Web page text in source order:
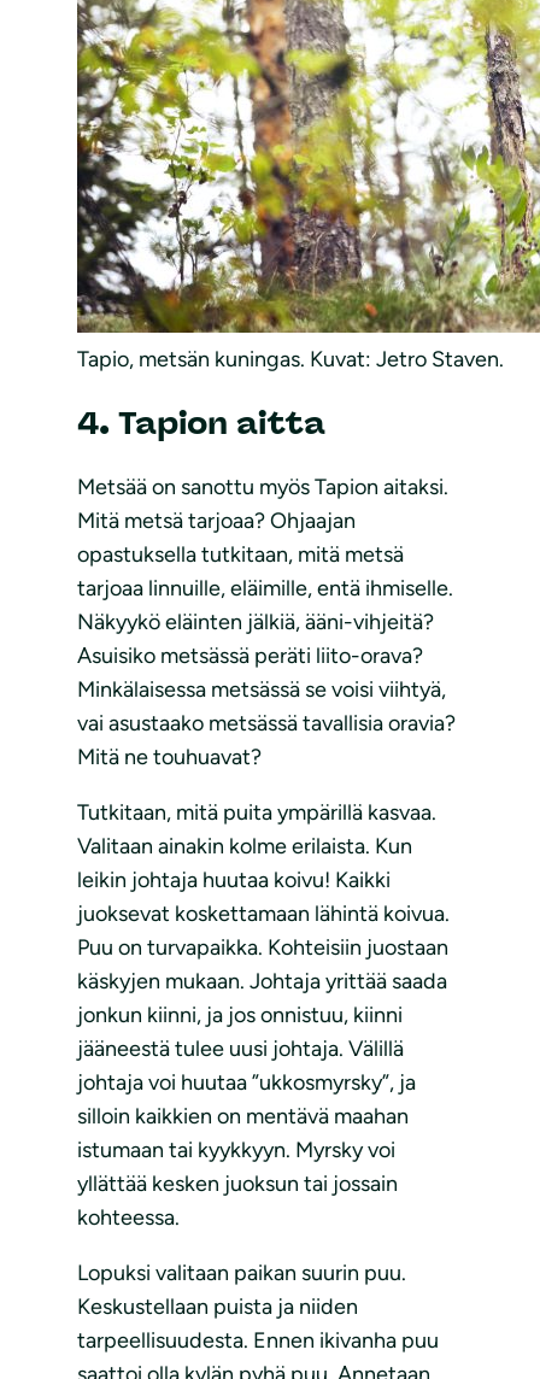
Tapio, metsän kuningas. Kuvat: Jetro Staven.
4. Tapion aitta
Metsää on sanottu myös Tapion aitaksi.
Mitä metsä tarjoaa? Ohjaajan
opastuksella tutkitaan, mitä metsä
tarjoaa linnuille, eläimille, entä ihmiselle.
Näkyykö eläinten jälkiä, ääni-vihjeitä?
Asuisiko metsässä peräti liito-orava?
Minkälaisessa metsässä se voisi viihtyä,
vai asustaako metsässä tavallisia oravia?
Mitä ne touhuavat?
Tutkitaan, mitä puita ympärillä kasvaa.
Valitaan ainakin kolme erilaista. Kun
leikin johtaja huutaa koivu! Kaikki
juoksevat koskettamaan lähintä koivua.
Puu on turvapaikka. Kohteisiin juostaan
käskyjen mukaan. Johtaja yrittää saada
jonkun kiinni, ja jos onnistuu, kiinni
jääneestä tulee uusi johtaja. Välillä
johtaja voi huutaa ”ukkosmyrsky”, ja
silloin kaikkien on mentävä maahan
istumaan tai kyykkyyn. Myrsky voi
yllättää kesken juoksun tai jossain
kohteessa.
Lopuksi valitaan paikan suurin puu.
Keskustellaan puista ja niiden
tarpeellisuudesta. Ennen ikivanha puu